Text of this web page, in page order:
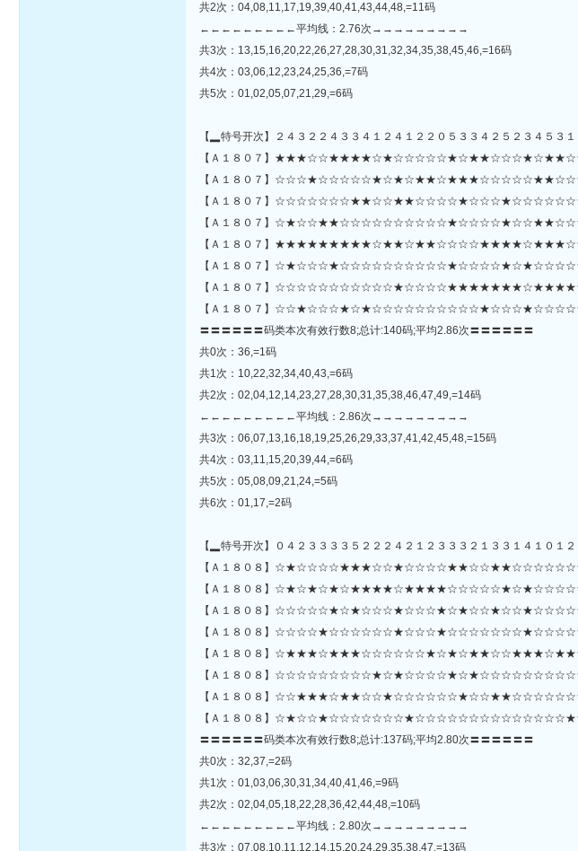
共2次：04,08,11,17,19,39,40,41,43,44,48,=11码
←←←←←←←←←平均线：2.76次→→→→→→→→→
共3次：13,15,16,20,22,26,27,28,30,31,32,34,35,38,45,46,=16码
共4次：03,06,12,23,24,25,36,=7码
共5次：01,02,05,07,21,29,=6码
【▂特号开次】２４３２２４３３４１２４１２２０５３３４２５２３４５３１
【Ａ１８０７】★★★☆☆★★★★☆★☆☆☆☆☆★☆★★☆☆☆★☆★★☆☆★
【Ａ１８０７】☆☆☆★☆☆☆☆☆★☆★☆★★☆★★★☆☆☆☆☆★★☆☆☆☆
【Ａ１８０７】
【Ａ１８０７】☆★☆☆★★☆☆☆☆☆☆☆☆☆☆★☆☆☆☆★☆☆★★☆☆★☆
【Ａ１８０７】★★★★★★★★★☆★★☆★★☆☆☆☆★★★★☆★★★☆★★
【Ａ１８０７】☆★☆☆☆★☆☆☆☆☆☆☆☆☆☆★☆☆☆☆★☆★☆☆☆☆☆★
【Ａ１８０７】
【Ａ１８０７】
〓〓〓〓〓〓码类本次有效行数8;总计:140码;平均2.86次〓〓〓〓〓〓
共0次：36,=1码
共1次：10,22,32,34,40,43,=6码
共2次：02,04,12,14,23,27,28,30,31,35,38,46,47,49,=14码
←←←←←←←←←平均线：2.86次→→→→→→→→→
共3次：06,07,13,16,18,19,25,26,29,33,37,41,42,45,48,=15码
共4次：03,11,15,20,39,44,=6码
共5次：05,08,09,21,24,=5码
共6次：01,17,=2码
【▂特号开次】０４２３３３３５２２２４２１２３３３２１３３１４１０１２
【Ａ１８０８】☆★☆☆☆☆★★★☆☆★☆☆☆☆★★☆☆★★☆☆☆☆☆☆☆☆
【Ａ１８０８】☆★☆★☆★☆★★★★☆★★★★☆☆☆☆☆★☆★☆☆☆☆☆☆
【Ａ１８０８】
【Ａ１８０８】☆☆☆☆★☆☆☆☆☆☆★☆☆☆★☆☆☆☆☆☆☆★☆☆☆☆★☆
【Ａ１８０８】☆★★★☆★★★☆☆☆☆☆☆★☆★☆★★☆☆★★★☆★★☆☆
【Ａ１８０８】☆☆☆☆☆☆☆☆☆★☆★☆☆☆☆★☆★☆☆☆☆☆☆☆☆☆☆★
【Ａ１８０８】
【Ａ１８０８】
〓〓〓〓〓〓码类本次有效行数8;总计:137码;平均2.80次〓〓〓〓〓〓
共0次：32,37,=2码
共1次：01,03,06,30,31,34,40,41,46,=9码
共2次：02,04,05,18,22,28,36,42,44,48,=10码
←←←←←←←←←平均线：2.80次→→→→→→→→→
共3次：07,08,10,11,12,14,15,20,24,29,35,38,47,=13码